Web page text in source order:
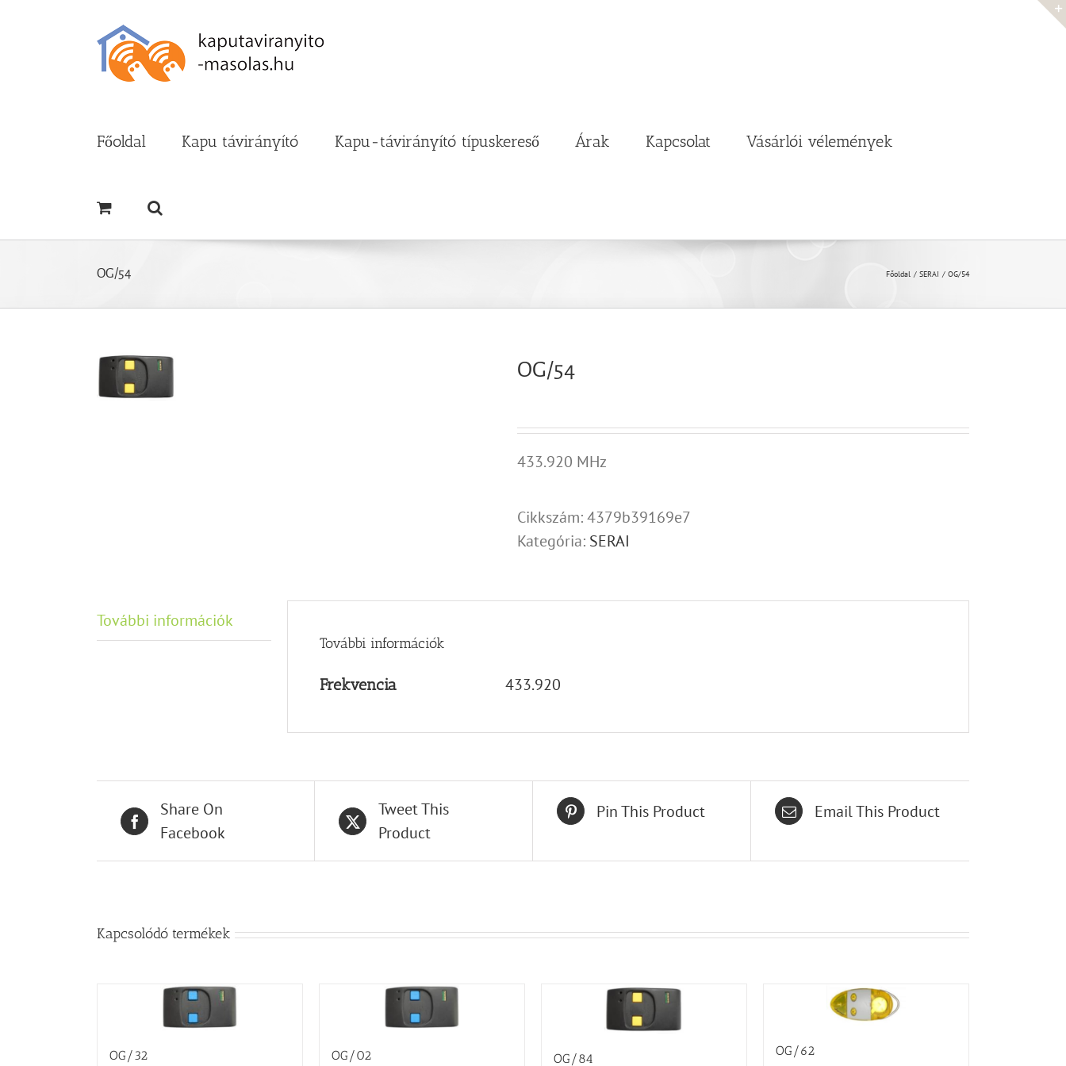
Főoldal Kapu távirányító Kapu-távirányító típuskereső Árak Kapcsolat Vásárlói vélemények
OG/54 Főoldal SERAI OG/54
OG/54
433.920 MHz
Cikkszám:4379b39169e7
Kategória: SERAI
További információk
További információk
Frekvencia 433.920
Share On
Facebook
Tweet This
Product
Pin This Product Email This Product
Kapcsolódó termékek
OG/32 OG/02 OG/84
OG/62